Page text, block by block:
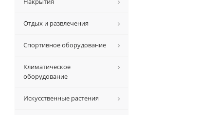
Отдых и развлечения
Спортивное оборудование
Климатическое
оборудование
Искусственные растения